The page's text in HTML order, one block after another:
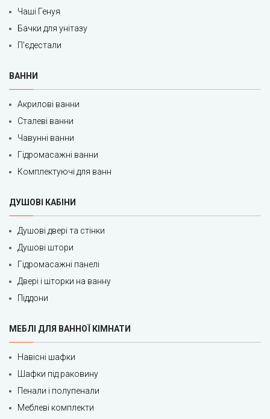
Чаші Генуя
Бачки для унітазу
П'єдестали
ВАННИ
Акрилові ванни
Сталеві ванни
Чавунні ванни
Гідромасажні ванни
Комплектуючі для ванн
ДУШОВІ КАБІНИ
Душові двері та стінки
Душові штори
Гідромасажні панелі
Двері і шторки на ванну
Піддони
МЕБЛІ ДЛЯ ВАННОЇ КІМНАТИ
Навісні шафки
Шафки під раковину
Пенали і полупенали
Меблеві комплекти